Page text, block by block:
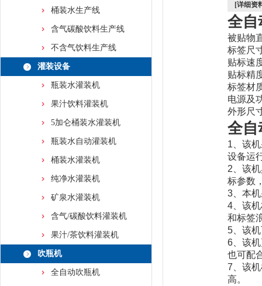
桶装水生产线
含气碳酸饮料生产线
不含气饮料生产线
灌装设备
瓶装水灌装机
果汁饮料灌装机
5加仑桶装水灌装机
瓶装水自动灌装机
桶装水灌装机
纯净水灌装机
矿泉水灌装机
含气/碳酸饮料灌装机
果汁/茶饮料灌装机
吹瓶机
全自动吹瓶机
[详细资
全自
被贴物
标签尺
贴标速
贴标精
标签材
电源及
外形尺
全自
1、该
设备运
2、该
标参数
3、本
4、该
和标签
5、该
6、该
也可配
7、该
高。